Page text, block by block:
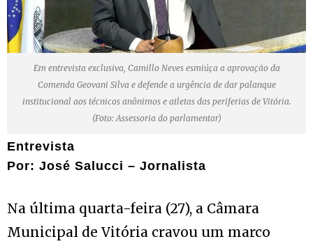
Em entrevista exclusiva, Camillo Neves esmiúça a aprovação da
Comenda Geovani Silva e defende a urgência de dar palanque
institucional aos técnicos anônimos e atletas das periferias de Vitória.
(Foto: Assessoria do parlamentar)
Entrevista
Por: José Salucci – Jornalista
Na última quarta-feira (27), a Câmara
Municipal de Vitória cravou um marco